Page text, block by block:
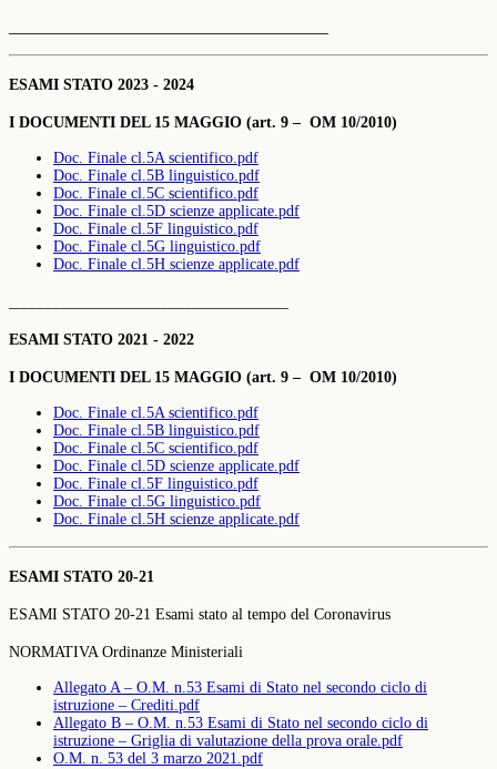
ESAMI STATO 2023 - 2024
I DOCUMENTI DEL 15 MAGGIO (art. 9 – OM 10/2010)
Doc. Finale cl.5A scientifico.pdf
Doc. Finale cl.5B linguistico.pdf
Doc. Finale cl.5C scientifico.pdf
Doc. Finale cl.5D scienze applicate.pdf
Doc. Finale cl.5F linguistico.pdf
Doc. Finale cl.5G linguistico.pdf
Doc. Finale cl.5H scienze applicate.pdf
ESAMI STATO 2021 - 2022
I DOCUMENTI DEL 15 MAGGIO (art. 9 – OM 10/2010)
Doc. Finale cl.5A scientifico.pdf
Doc. Finale cl.5B linguistico.pdf
Doc. Finale cl.5C scientifico.pdf
Doc. Finale cl.5D scienze applicate.pdf
Doc. Finale cl.5F linguistico.pdf
Doc. Finale cl.5G linguistico.pdf
Doc. Finale cl.5H scienze applicate.pdf
ESAMI STATO 20-21
ESAMI STATO 20-21 Esami stato al tempo del Coronavirus
NORMATIVA Ordinanze Ministeriali
Allegato A – O.M. n.53 Esami di Stato nel secondo ciclo di
istruzione – Crediti.pdf
Allegato B – O.M. n.53 Esami di Stato nel secondo ciclo di
istruzione – Griglia di valutazione della prova orale.pdf
O.M. n. 53 del 3 marzo 2021.pdf